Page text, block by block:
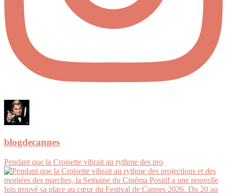
blogdecannes
Pendant que la Croisette vibrait au rythme des pro